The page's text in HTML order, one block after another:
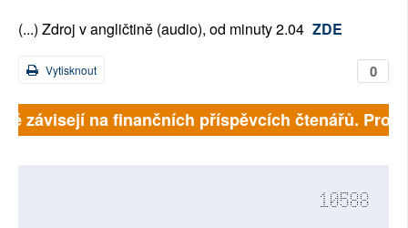
(...) Zdroj v angličtině (audio), od minuty 2.04 ZDE
0
Vytisknout
závisejí na finančních příspěvcích čtenářů.
10588